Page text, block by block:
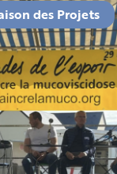
des Projets